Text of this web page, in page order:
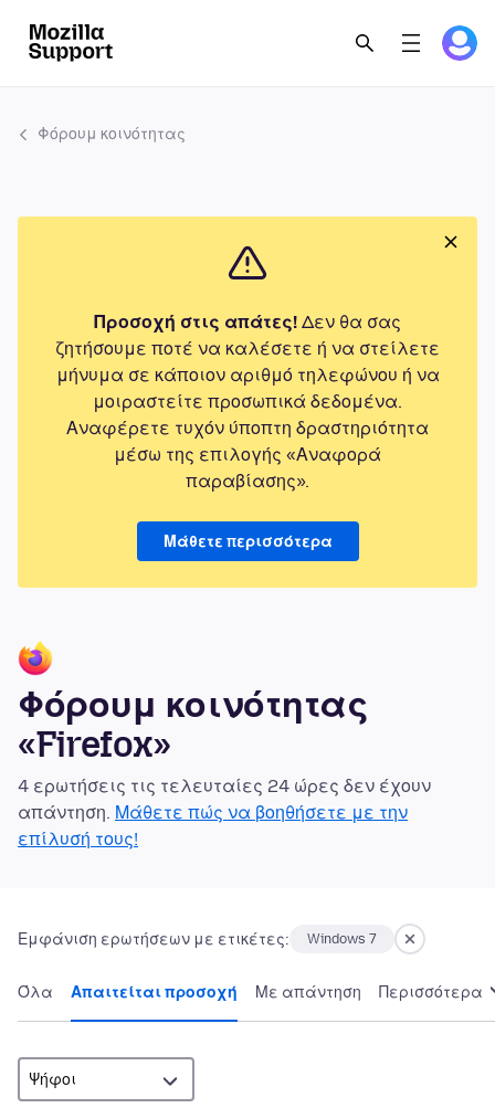
Φόρουμ κοινότητας
Προσοχή στις απάτες! Δεν θα σας
ζητήσουμε ποτέ να καλέσετε ή να στείλετε
μήνυμα σε κάποιον αριθμό τηλεφώνου ή να
μοιραστείτε προσωπικά δεδομένα.
Αναφέρετε τυχόν ύποπτη δραστηριότητα
μέσω της επιλογής «Αναφορά
παραβίασης».
Μάθετε περισσότερα
Φόρουμ κοινότητας
«Firefox»
4 ερωτήσεις τις τελευταίες 24 ώρες δεν έχουν
απάντηση. Μάθετε πώς να βοηθήσετε με την
επίλυσή τους!
Εμφάνιση ερωτήσεων με ετικέτες: Windows 7
Όλα Απαιτείται προσοχή Με απάντηση Περισσότερα